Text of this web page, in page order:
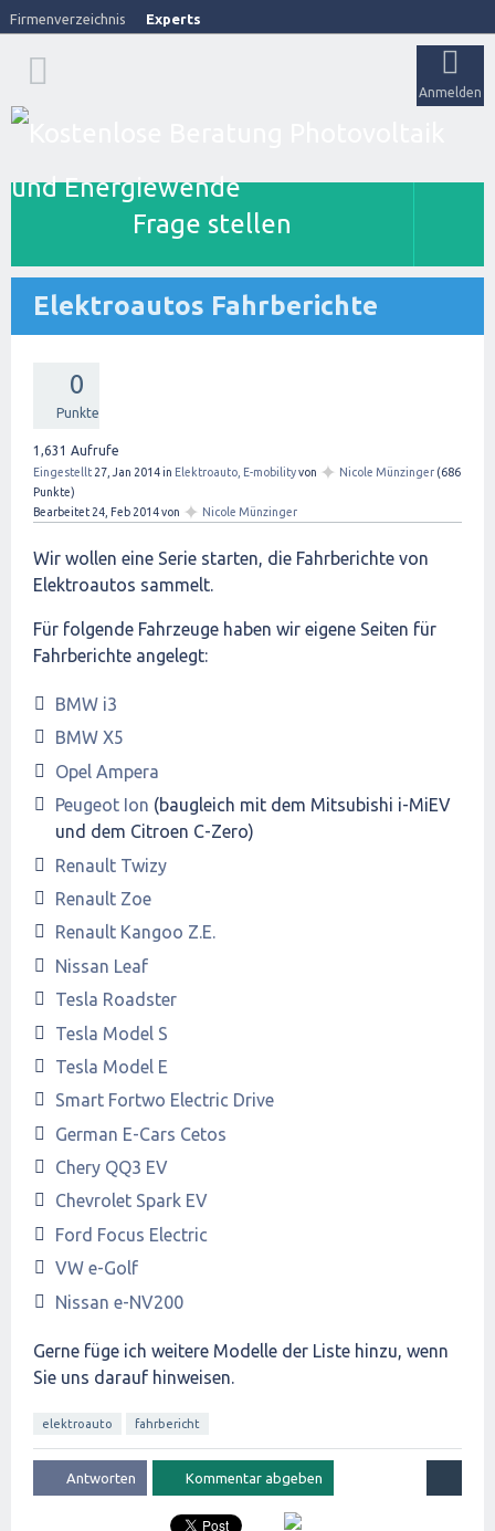
Firmenverzeichnis Experts
Anmelden
Frage stellen
Elektroautos Fahrberichte
0
Punkte
1,631 Aufrufe
Eingestellt 27, Jan 2014in Elektroauto, E-mobilityvon ✦ Nicole Münzinger (686
Punkte)
Bearbeitet 24, Feb 2014von ✦ Nicole Münzinger
Wir wollen eine Serie starten, die Fahrberichte von
Elektroautos sammelt.
Für folgende Fahrzeuge haben wir eigene Seiten für
Fahrberichte angelegt:
BMW i3
BMW X5
Opel Ampera
Peugeot Ion (baugleich mit dem Mitsubishi i-MiEV
und dem Citroen C-Zero)
Renault Twizy
Renault Zoe
Renault Kangoo Z.E.
Nissan Leaf
Tesla Roadster
Tesla Model S
Tesla Model E
Smart Fortwo Electric Drive
German E-Cars Cetos
Chery QQ3 EV
Chevrolet Spark EV
Ford Focus Electric
VW e-Golf
Nissan e-NV200
Gerne füge ich weitere Modelle der Liste hinzu, wenn
Sie uns darauf hinweisen.
elektroauto fahrbericht